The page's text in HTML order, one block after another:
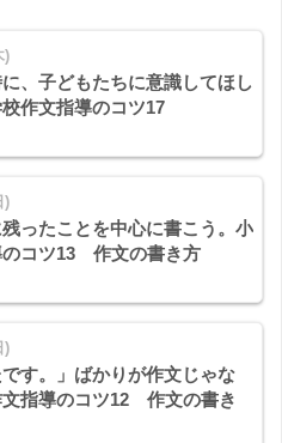
)
、子どもたちに意識してほし
作文指導のコツ17
)
ったことを中心に書こう。小
のコツ13 作文の書き方
)
です。」ばかりが作文じゃな
文指導のコツ12 作文の書き